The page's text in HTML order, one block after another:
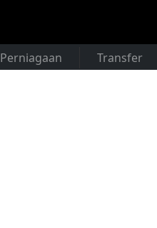
Perniagaan Transfer